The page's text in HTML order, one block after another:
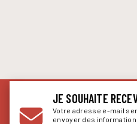
JE SOUHAITE
Votre adresse e-mail
envoyer des